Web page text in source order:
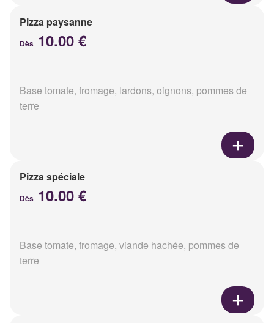
Pizza paysanne
Dès 10.00 €
Base tomate, fromage, lardons, oignons, pommes de
terre
Pizza spéciale
Dès 10.00 €
Base tomate, fromage, viande hachée, pommes de
terre